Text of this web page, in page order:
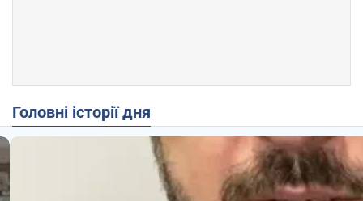
Головні історії дня